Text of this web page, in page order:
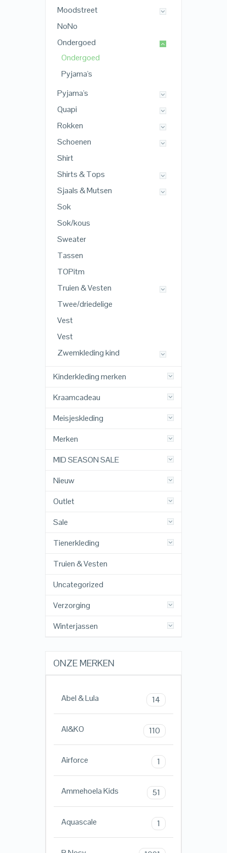
Moodstreet
NoNo
Ondergoed
Ondergoed
Pyjama's
Pyjama's
Quapi
Rokken
Schoenen
Shirt
Shirts & Tops
Sjaals & Mutsen
Sok
Sok/kous
Sweater
Tassen
TOPitm
Truien & Vesten
Twee/driedelige
Vest
Vest
Zwemkleding kind
Kinderkleding merken
Kraamcadeau
Meisjeskleding
Merken
MID SEASON SALE
Nieuw
Outlet
Sale
Tienerkleding
Truien & Vesten
Uncategorized
Verzorging
Winterjassen
ONZE MERKEN
Abel & Lula 14
AI&KO 110
Airforce 1
Ammehoela Kids 51
Aquascale 1